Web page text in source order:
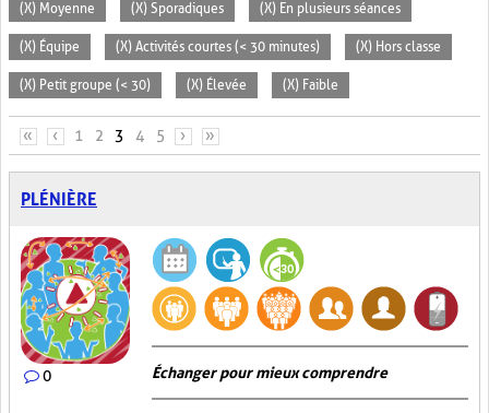
(X) Moyenne (X) Sporadiques (X) En plusieurs séances
(X) Équipe (X) Activités courtes (< 30 minutes) (X) Hors classe
(X) Petit groupe (< 30) (X) Élevée (X) Faible
PAGES
« ‹ 1 2 3 4 5 › »
PLÉNIÈRE
0 Échanger pour mieux comprendre